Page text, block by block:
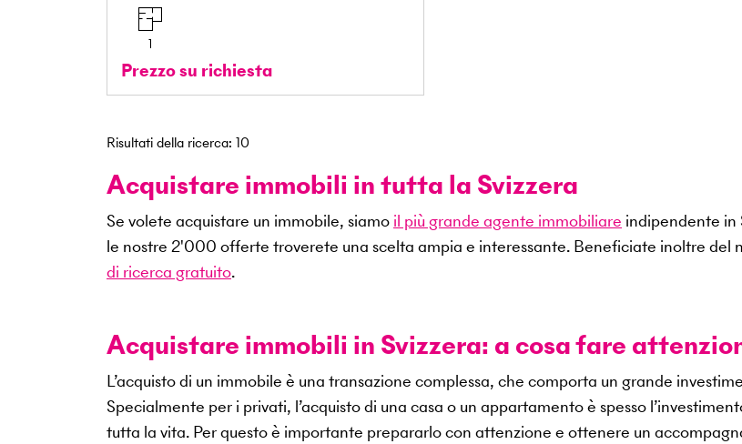
1
Prezzo su richiesta
Risultati della ricerca: 10
Acquistare immobili in tutta la Svizzera
Se volete acquistare un immobile, siamo il più grande agente immobiliare indipendente in
le nostre 2'000 offerte troverete una scelta ampia e interessante. Beneficiate inoltre del
di ricerca gratuito.
Acquistare immobili in Svizzera: a cosa fare
L’acquisto di un immobile è una transazione complessa, che comporta un grande
Specialmente per i privati, l’acquisto di una casa o un appartamento è spesso
tutta la vita. Per questo è importante prepararlo con attenzione e ottenere un